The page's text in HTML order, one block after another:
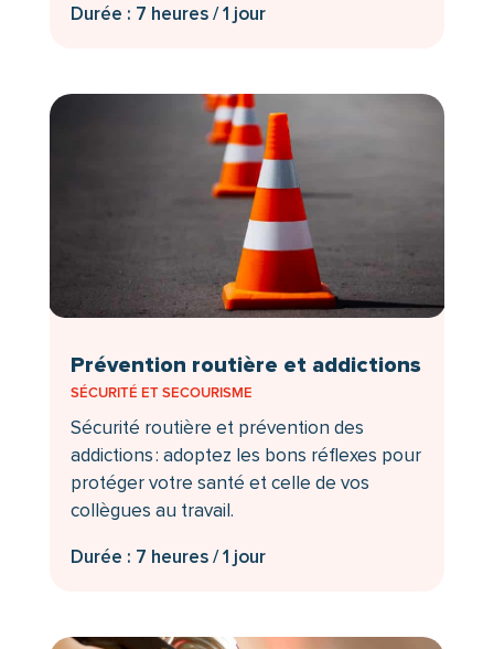
Durée : 7 heures / 1 jour
Prévention routière et addictions
SÉCURITÉ ET SECOURISME
Sécurité routière et prévention des
addictions : adoptez les bons réflexes pour
protéger votre santé et celle de vos
collègues au travail.
Durée : 7 heures / 1 jour